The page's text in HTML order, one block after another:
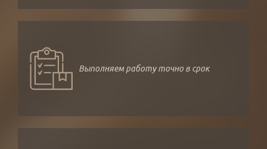
Выполняем работу точно в срок